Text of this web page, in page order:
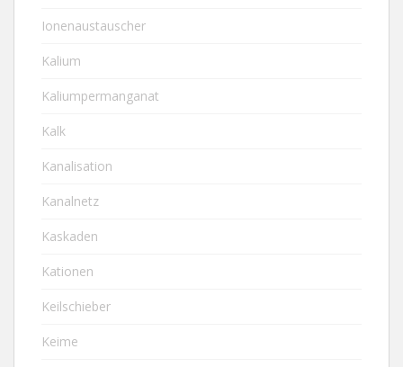
Ionenaustauscher
Kalium
Kaliumpermanganat
Kalk
Kanalisation
Kanalnetz
Kaskaden
Kationen
Keilschieber
Keime